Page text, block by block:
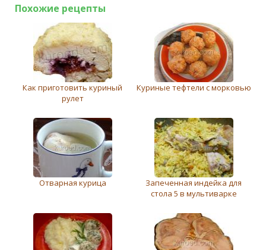
Похожие рецепты
Как приготовить куриный
рулет
Куриные тефтели с морковью
Отварная курица
Запеченная индейка для
стола 5 в мультиварке